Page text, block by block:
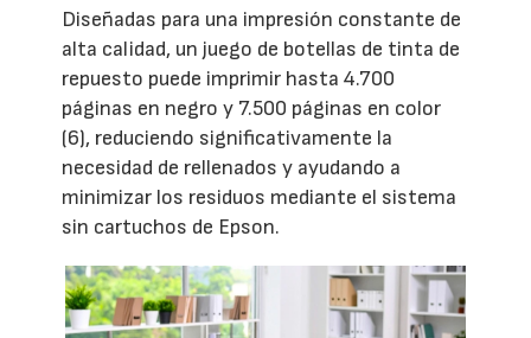
Diseñadas para una impresión constante de
alta calidad, un juego de botellas de tinta de
repuesto puede imprimir hasta 4.700
páginas en negro y 7.500 páginas en color
(6), reduciendo significativamente la
necesidad de rellenados y ayudando a
minimizar los residuos mediante el sistema
sin cartuchos de Epson.